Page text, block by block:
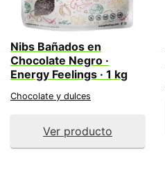
Nibs Bañados en
Chocolate Negro ·
Energy Feelings · 1 kg
Chocolate y dulces
Ver producto